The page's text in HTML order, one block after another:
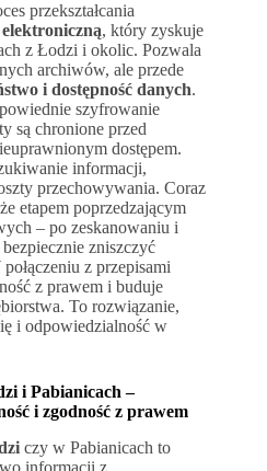
przekształcania
, który zyskuje
z Łodzi i okolic. Pozwala
archiwów, ale przede
i dostępność danych.
szyfrowanie
są chronione przed
dostępem.
informacji,
przechowywania. Coraz
etapem poprzedzającym
– po zeskanowaniu i
zniszczyć
z przepisami
z prawem i buduje
To rozwiązanie,
i odpowiedzialność w
i Pabianicach –
i zgodność z prawem
czy w Pabianicach to